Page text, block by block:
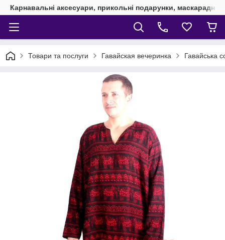
Карнавальні аксесуари, прикольні подарунки, маскарадні
Товари та послуги Гавайская вечеринка Гавайська